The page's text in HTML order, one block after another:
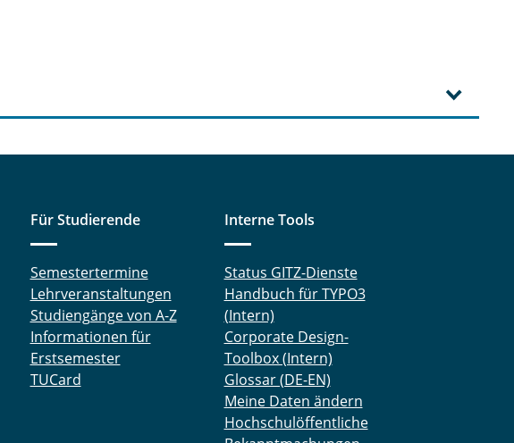
Für Studierende
Semestertermine
Lehrveranstaltungen
Studiengänge von A-Z
Informationen für
Erstsemester
TUCard
Interne Tools
Status GITZ-Dienste
Handbuch für TYPO3
(Intern)
Corporate Design-
Toolbox (Intern)
Glossar (DE-EN)
Meine Daten ändern
Hochschulöffentliche